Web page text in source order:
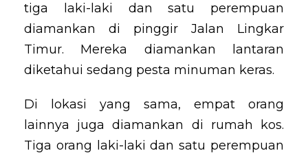
tiga laki-laki dan satu perempuan
diamankan di pinggir Jalan Lingkar
Timur. Mereka diamankan lantaran
diketahui sedang pesta minuman keras.
Di lokasi yang sama, empat orang
lainnya juga diamankan di rumah kos.
Tiga orang laki-laki dan satu perempuan